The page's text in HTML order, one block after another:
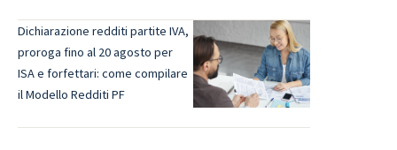
Dichiarazione redditi partite IVA,
proroga fino al 20 agosto per
ISA e forfettari: come compilare
il Modello Redditi PF